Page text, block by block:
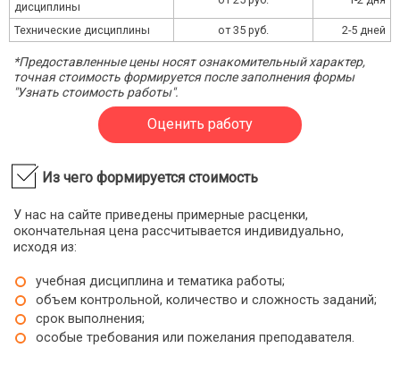
дисциплины
Технические дисциплины от 35 руб. 2-5 дней
*Предоставленные цены носят ознакомительный характер,
точная стоимость формируется после заполнения формы
"Узнать стоимость работы".
Оценить работу
Из чего формируется стоимость
У нас на сайте приведены примерные расценки,
окончательная цена рассчитывается индивидуально,
исходя из:
учебная дисциплина и тематика работы;
объем контрольной, количество и сложность заданий;
срок выполнения;
особые требования или пожелания преподавателя.